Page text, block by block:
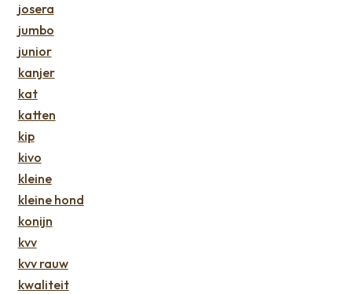
josera
jumbo
junior
kanjer
kat
katten
kip
kivo
kleine
kleine hond
konijn
kvv
kvv rauw
kwaliteit